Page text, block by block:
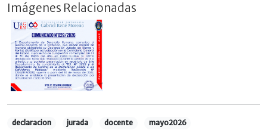
Imágenes Relacionadas
declaracion jurada docente mayo2026